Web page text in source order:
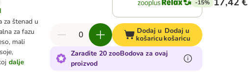
za štenad u
za fazu
mali
dalje
-15%
Dodaj u
košaricu
Dodaj u
košaricu
Zaradite 20 zooBodova za ovaj
proizvod